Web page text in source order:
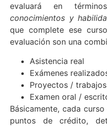
evaluará en
conocimientos y
que complete ese
evaluación son una
Asistencia real
Exámenes
Proyectos /
Examen oral /
Básicamente, cada
puntos de crédito,